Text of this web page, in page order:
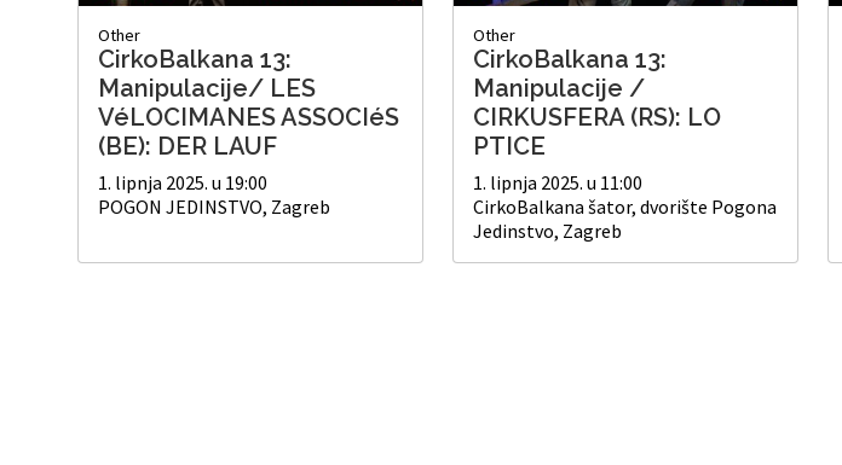
Other
CirkoBalkana 13:
Manipulacije/ LES
VéLOCIMANES ASSOCIéS
(BE): DER LAUF
1. lipnja 2025. u 19:00
POGON JEDINSTVO, Zagreb
Other
CirkoBalkana 13:
Manipulacije /
CIRKUSFERA (RS): LO
PTICE
1. lipnja 2025. u 11:00
CirkoBalkana šator, dvorište Pogona
Jedinstvo, Zagreb